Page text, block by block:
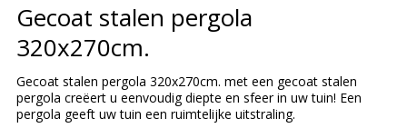
Gecoat stalen pergola
320x270cm.
Gecoat stalen pergola 320x270cm. met een gecoat stalen
pergola creëert u eenvoudig diepte en sfeer in uw tuin! Een
pergola geeft uw tuin een ruimtelijke uitstraling.